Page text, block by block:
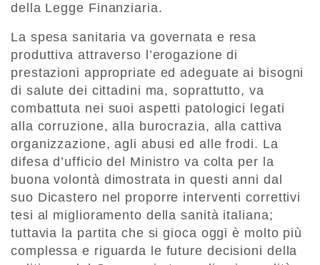
della Legge Finanziaria.
La spesa sanitaria va governata e resa
produttiva attraverso l’erogazione di
prestazioni appropriate ed adeguate ai bisogni
di salute dei cittadini ma, soprattutto, va
combattuta nei suoi aspetti patologici legati
alla corruzione, alla burocrazia, alla cattiva
organizzazione, agli abusi ed alle frodi. La
difesa d’ufficio del Ministro va colta per la
buona volontà dimostrata in questi anni dal
suo Dicastero nel proporre interventi correttivi
tesi al miglioramento della sanità italiana;
tuttavia la partita che si gioca oggi è molto più
complessa e riguarda le future decisioni della